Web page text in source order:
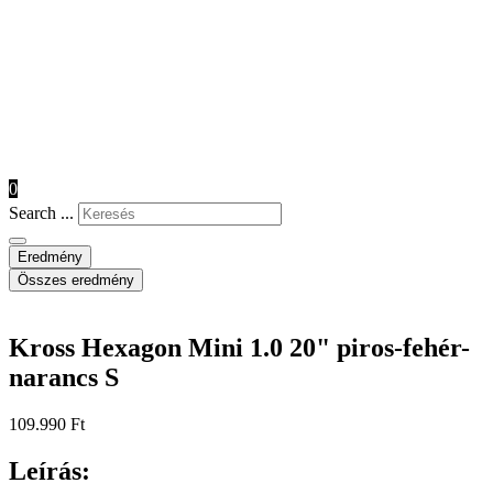
0
Search ...
Eredmény
Összes eredmény
Kross Hexagon Mini 1.0 20" piros-fehér-
narancs S
109.990 Ft
Leírás: